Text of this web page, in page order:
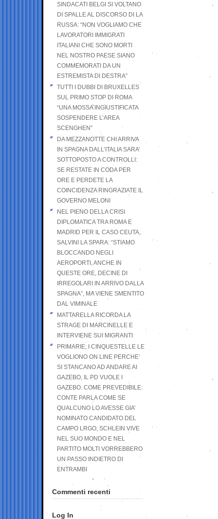
SINDACATI BELGI SI VOLTANO
DI SPALLE AL DISCORSO DI LA
RUSSA: “NON VOGLIAMO CHE
LAVORATORI IMMIGRATI
ITALIANI CHE SONO MORTI
NEL NOSTRO PAESE SIANO
COMMEMORATI DA UN
ESTREMISTA DI DESTRA”
TUTTI I DUBBI DI BRUXELLES
SUL PRIMO STOP DI ROMA
“UNA MOSSA INGIUSTIFICATA
SOSPENDERE L’AREA
SCENGHEN”
DA MEZZANOTTE CHI ARRIVA
IN SPAGNA DALL’ITALIA SARA’
SOTTOPOSTO A CONTROLLI:
SE RESTATE IN CODA PER
ORE E PERDETE LA
COINCIDENZA RINGRAZIATE IL
GOVERNO MELONI
NEL PIENO DELLA CRISI
DIPLOMATICA TRA ROMA E
MADRID PER IL CASO CEUTA,
SALVINI LA SPARA: “STIAMO
BLOCCANDO NEGLI
AEROPORTI, ANCHE IN
QUESTE ORE, DECINE DI
IRREGOLARI IN ARRIVO DALLA
SPAGNA”, MA VIENE SMENTITO
DAL VIMINALE
MATTARELLA RICORDA LA
STRAGE DI MARCINELLE E
INTERVIENE SUI MIGRANTI
PRIMARIE; I CINQUESTELLE LE
VOGLIONO ON LINE PERCHE’
SI STANCANO AD ANDARE AI
GAZEBO, IL PD VUOLE I
GAZEBO. COME PREVEDIBILE:
CONTE PARLA COME SE
QUALCUNO LO AVESSE GIA’
NOMINATO CANDIDATO DEL
CAMPO LRGO, SCHLEIN VIVE
NEL SUO MONDO E NEL
PARTITO MOLTI VORREBBERO
UN PASSO INDIETRO DI
ENTRAMBI
Commenti recenti
Log In